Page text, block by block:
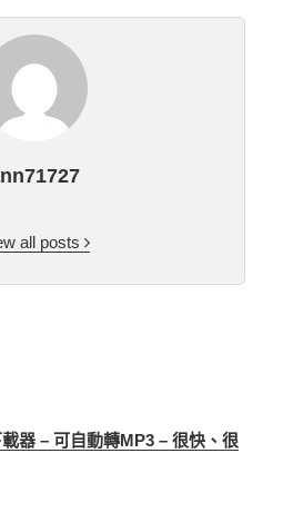
all posts
器 – 可自動轉MP3 – 很快、很